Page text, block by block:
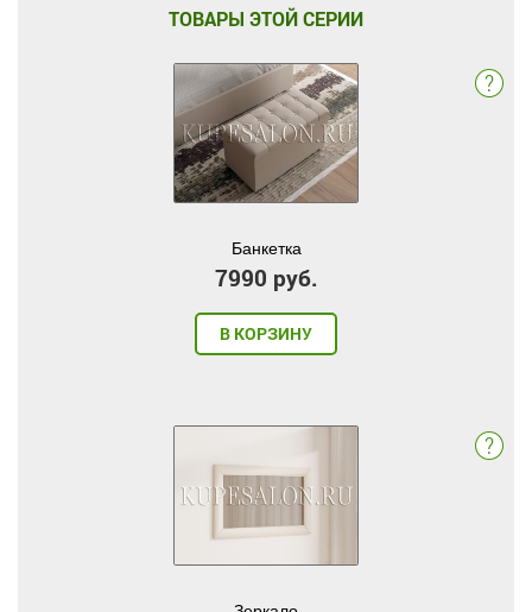
ТОВАРЫ ЭТОЙ СЕРИИ
Банкетка
7990 руб.
В КОРЗИНУ